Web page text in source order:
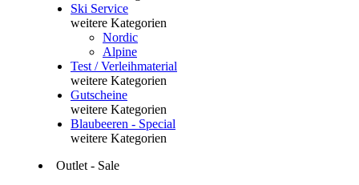
Ski Service
weitere Kategorien
Nordic
Alpine
Test / Verleihmaterial
weitere Kategorien
Gutscheine
weitere Kategorien
Blaubeeren - Special
weitere Kategorien
Outlet - Sale